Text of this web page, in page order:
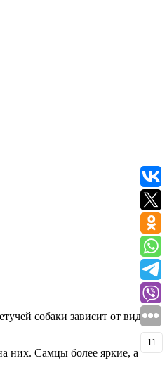
собаки зависит от вида.
них. Самцы более яркие, а
11